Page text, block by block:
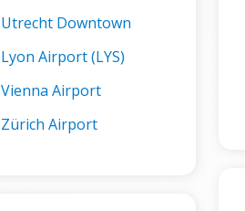
Utrecht Downtown
Lyon Airport (LYS)
Vienna Airport
Zürich Airport